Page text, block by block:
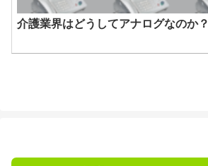
介護業界はどうしてアナログなのか？